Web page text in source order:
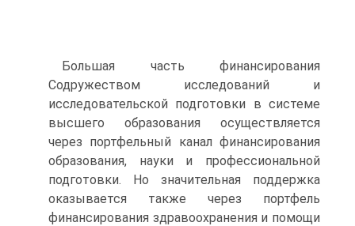
Большая часть финансирования
Содружеством исследований и
исследовательской подготовки в системе
высшего образования осуществляется
через портфельный канал финансирования
образования, науки и профессиональной
подготовки. Но значительная поддержка
оказывается также через портфель
финансирования здравоохранения и помощи